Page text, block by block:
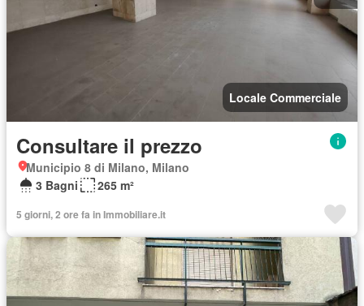
Locale Commerciale
Consultare il prezzo
Municipio 8 di Milano, Milano
3 Bagni
265 m²
5 giorni, 2 ore fa in Immobiliare.it